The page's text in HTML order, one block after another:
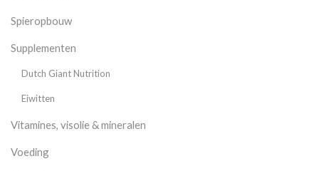
Spieropbouw
Supplementen
Dutch Giant Nutrition
Eiwitten
Vitamines, visolie & mineralen
Voeding